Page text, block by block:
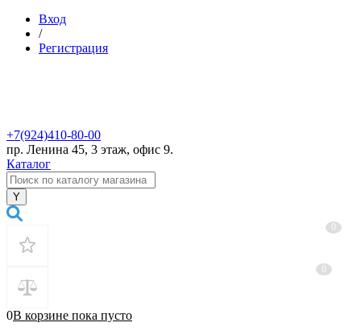
Вход
/
Регистрация
+7(924)410-80-00
пр. Ленина 45, 3 этаж, офис 9.
Каталог
0В корзине пока пусто